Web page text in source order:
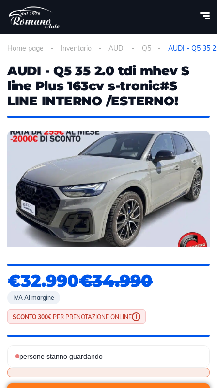
Home page Inventario AUDI Q5 AUDI - Q5 35
AUDI - Q5 35 2.0 tdi mhev S
line Plus 163cv s-tronic#S
LINE INTERNO /ESTERNO!
€32.990€34.990
IVA Al margine
SCONTO 300€ PER PRENOTAZIONE ONLINE i
persone stanno guardando